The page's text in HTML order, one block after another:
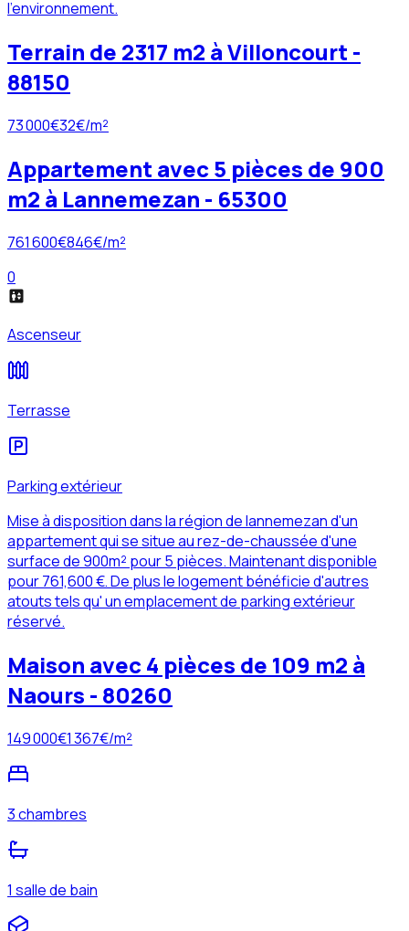
l'environnement.
Terrain de 2317 m2 à Villoncourt -
88150
73 000€32€/m²
Appartement avec 5 pièces de 900
m2 à Lannemezan - 65300
761 600€846€/m²
0
Ascenseur
Terrasse
Parking extérieur
Mise à disposition dans la région de lannemezan d'un
appartement qui se situe au rez-de-chaussée d'une
surface de 900m² pour 5 pièces. Maintenant disponible
pour 761,600 €. De plus le logement bénéficie d'autres
atouts tels qu' un emplacement de parking extérieur
réservé.
Maison avec 4 pièces de 109 m2 à
Naours - 80260
149 000€1 367€/m²
3 chambres
1 salle de bain